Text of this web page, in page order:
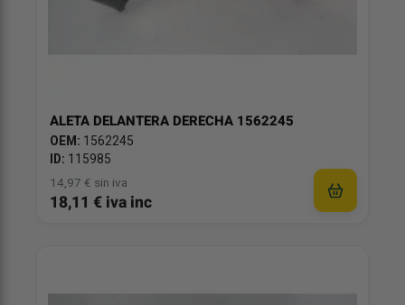
ALETA DELANTERA DERECHA 1562245
OEM: 1562245
ID: 115985
14,97 € sin iva
18,11 € iva inc